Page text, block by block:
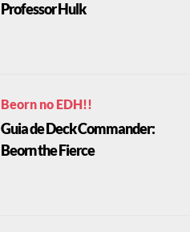
Professor Hulk
Beorn no EDH!!
Guia de Deck Commander:
Beorn the Fierce